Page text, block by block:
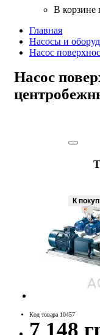
В корзине
Главная
Насосы и
Насос
Насос
Код товара 10457
7 148
К